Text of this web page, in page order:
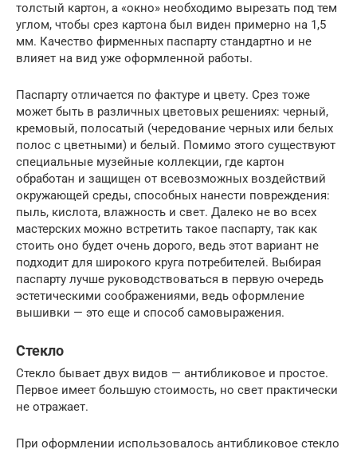
толстый картон, а «окно» необходимо вырезать под тем
углом, чтобы срез картона был виден примерно на 1,5
мм. Качество фирменных паспарту стандартно и не
влияет на вид уже оформленной работы.
Паспарту отличается по фактуре и цвету. Срез тоже
может быть в различных цветовых решениях: черный,
кремовый, полосатый (чередование черных или белых
полос с цветными) и белый. Помимо этого существуют
специальные музейные коллекции, где картон
обработан и защищен от всевозможных воздействий
окружающей среды, способных нанести повреждения:
пыль, кислота, влажность и свет. Далеко не во всех
мастерских можно встретить такое паспарту, так как
стоить оно будет очень дорого, ведь этот вариант не
подходит для широкого круга потребителей. Выбирая
паспарту лучше руководствоваться в первую очередь
эстетическими соображениями, ведь оформление
вышивки — это еще и способ самовыражения.
Стекло
Стекло бывает двух видов — антибликовое и простое.
Первое имеет большую стоимость, но свет практически
не отражает.
При оформлении использовалось антибликовое стекло